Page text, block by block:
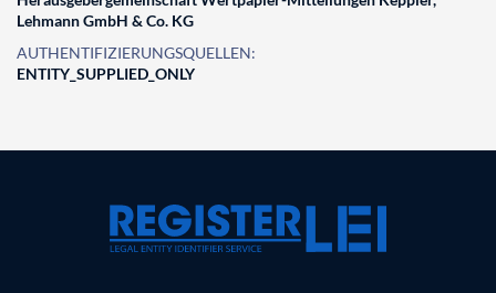
Lehmann GmbH & Co. KG
AUTHENTIFIZIERUNGSQUELLEN:
ENTITY_SUPPLIED_ONLY